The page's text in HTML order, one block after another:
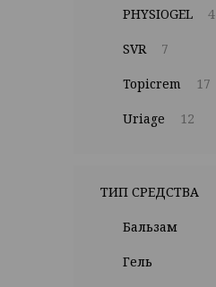
PHYSIOGEL 4
SVR 7
Topicrem 17
Uriage 12
ТИП СРЕДСТВА
Бальзам
Гель